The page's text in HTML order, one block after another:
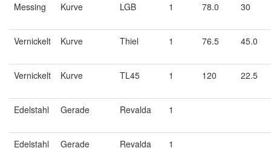
Messing Kurve LGB 1 78.0 30
Vernickelt Kurve Thiel 1 76.5 45.0
Vernickelt Kurve TL45 1 120 22.5
Edelstahl Gerade Revalda 1
Edelstahl Gerade Revalda 1